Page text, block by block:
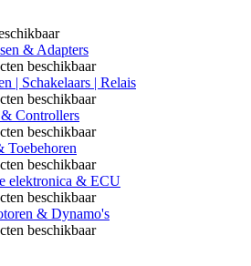
& Adapters
beschikbaar
| Schakelaars | Relais
beschikbaar
Controllers
beschikbaar
Toebehoren
beschikbaar
elektronica & ECU
beschikbaar
& Dynamo's
beschikbaar